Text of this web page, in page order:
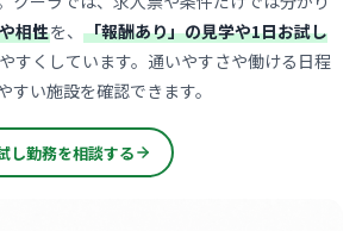
相性を、 「報酬あり」の見学や1日お試し
すくしています。通いやすさや働ける日程
すい施設を確認できます。
し勤務を相談する